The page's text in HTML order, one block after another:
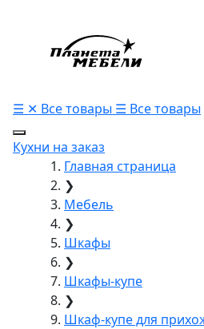
☰ ✕ Все товары ☰ Все товары
Кухни на заказ
Главная страница
❯
Мебель
❯
Шкафы
❯
Шкафы-купе
❯
Шкаф-купе для